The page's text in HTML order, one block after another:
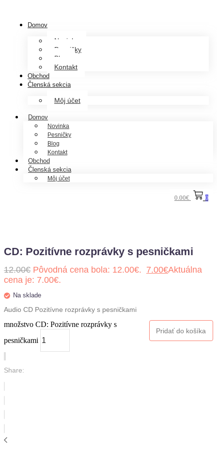
Domov
Novinka
Pesničky
Blog
Kontakt
Obchod
Členská sekcia
Môj účet
Domov
Novinka
Pesničky
Blog
Kontakt
Obchod
Členská sekcia
Môj účet
0.00€ 0
CD: Pozitívne rozprávky s pesničkami
12.00€ Pôvodná cena bola: 12.00€. 7.00€Aktuálna
cena je: 7.00€.
Na sklade
Audio CD Pozitívne rozprávky s pesničkami
množstvo CD: Pozitívne rozprávky s
pesničkami
Pridať do košíka
Share: